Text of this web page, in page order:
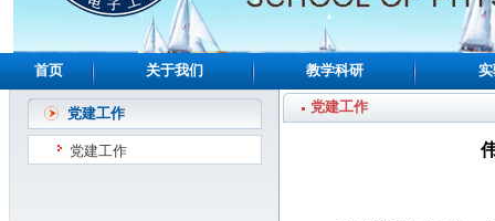
首页 关于我们 教学科研
党建工作
党建工作
党建工作